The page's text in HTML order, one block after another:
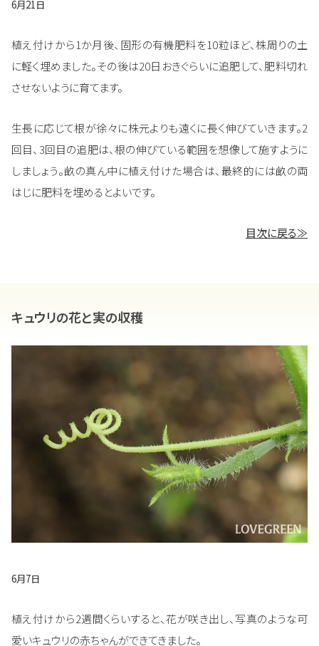
6月21日
植え付けから1か月後、固形の有機肥料を10粒ほど、株周りの土
に軽く埋めました。その後は20日おきぐらいに追肥して、肥料切れ
させないように育てます。
生長に応じて根が徐々に株元よりも遠くに長く伸びていきます。2
回目、3回目の追肥は、根の伸びている範囲を想像して施すように
しましょう。畝の真ん中に植え付けた場合は、最終的には畝の両
はじに肥料を埋めるとよいです。
目次に戻る≫
キュウリの花と実の収穫
6月7日
植え付けから2週間くらいすると、花が咲き出し、写真のような可
愛いキュウリの赤ちゃんができてきました。